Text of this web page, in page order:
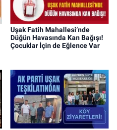
Uşak Fatih Mahallesi’nde
Düğün Havasında Kan Bağışı!
Çocuklar İçin de Eğlence Var